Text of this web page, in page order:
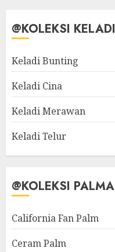
@KOLEKSI KELADI
Keladi Bunting
Keladi Cina
Keladi Merawan
Keladi Telur
@KOLEKSI PALMA
California Fan Palm
Ceram Palm